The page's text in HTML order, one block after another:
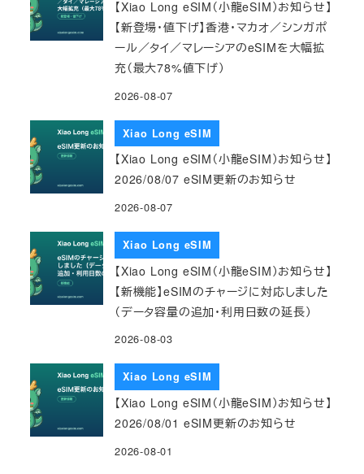
【Xiao Long eSIM（小龍eSIM）お知らせ】
【新登場・値下げ】香港・マカオ／シンガポ
ール／タイ／マレーシアのeSIMを大幅拡
充（最大78%値下げ）
2026-08-07
Xiao Long eSIM
【Xiao Long eSIM（小龍eSIM）お知らせ】
2026/08/07 eSIM更新のお知らせ
2026-08-07
Xiao Long eSIM
【Xiao Long eSIM（小龍eSIM）お知らせ】
【新機能】eSIMのチャージに対応しました
（データ容量の追加・利用日数の延長）
2026-08-03
Xiao Long eSIM
【Xiao Long eSIM（小龍eSIM）お知らせ】
2026/08/01 eSIM更新のお知らせ
2026-08-01